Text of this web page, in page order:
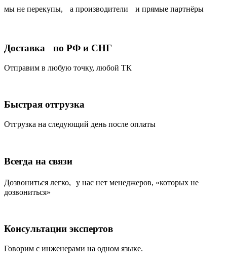
мы не перекупы, а производители и прямые партнёры
Доставка по РФ и СНГ
Отправим в любую точку, любой ТК
Быстрая отгрузка
Отгрузка на следующий день после оплаты
Всегда на связи
Дозвониться легко, у нас нет менеджеров, «которых не
дозвониться»
Консультации экспертов
Говорим с инженерами на одном языке.